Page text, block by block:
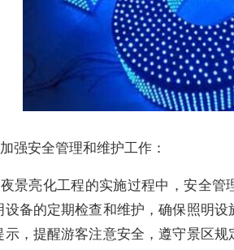
强安全管理和维护工作：
景亮化工程的实施过程中，安全管
设备的定期检查和维护，确保照明
示，提醒游客注意安全，遵守景区